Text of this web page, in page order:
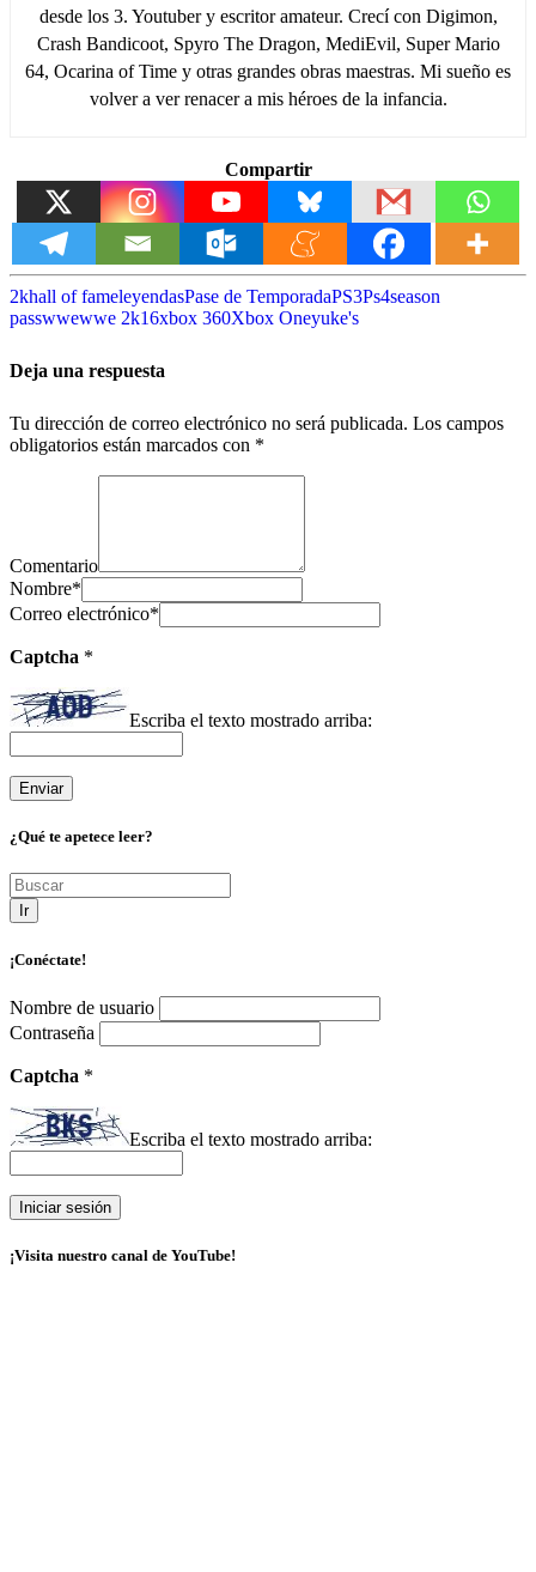
desde los 3. Youtuber y escritor amateur. Crecí con Digimon,
Crash Bandicoot, Spyro The Dragon, MediEvil, Super Mario
64, Ocarina of Time y otras grandes obras maestras. Mi sueño es
volver a ver renacer a mis héroes de la infancia.
Compartir
2khall of fameleyendasPase de TemporadaPS3Ps4season
passwwewwe 2k16xbox 360Xbox Oneyuke's
Deja una respuesta
Tu dirección de correo electrónico no será publicada. Los campos
obligatorios están marcados con *
Comentario
Nombre*
Correo electrónico*
Captcha *
Escriba el texto mostrado arriba:
¿Qué te apetece leer?
Ir
¡Conéctate!
Nombre de usuario
Contraseña
Captcha *
Escriba el texto mostrado arriba:
¡Visita nuestro canal de YouTube!